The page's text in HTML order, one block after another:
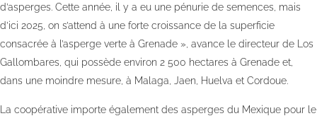
d’asperges. Cette année, il y a eu une pénurie de semences, mais
d’ici 2025, on s’attend à une forte croissance de la superficie
consacrée à l’asperge verte à Grenade », avance le directeur de Los
Gallombares, qui possède environ 2 500 hectares à Grenade et,
dans une moindre mesure, à Malaga, Jaen, Huelva et Cordoue.
La coopérative importe également des asperges du Mexique pour le